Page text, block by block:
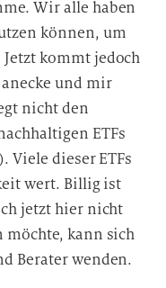
Wir alle haben
können, um
kommt jedoch
und mir
nicht den
ETFs
Viele dieser ETFs
wert. Billig ist
jetzt hier nicht
möchte, kann sich
Berater wenden.